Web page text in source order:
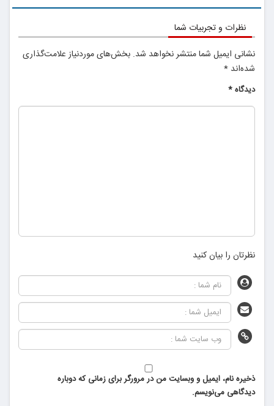
نظرات و تجربیات شما
نشانی ایمیل شما منتشر نخواهد شد. بخش‌های موردنیاز علامت‌گذاری
شده‌اند *
دیدگاه*
نظرتان را بیان کنید
ذخیره نام، ایمیل و وبسایت من در مرورگر برای زمانی که دوباره
دیدگاهی می‌نویسم.